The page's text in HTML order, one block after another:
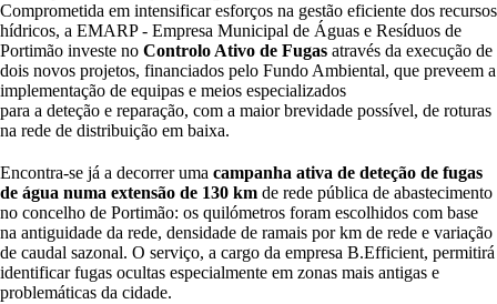
Comprometida em intensificar esforços na gestão eficiente dos recursos
hídricos, a EMARP - Empresa Municipal de Águas e Resíduos de
Portimão investe no Controlo Ativo de Fugas através da execução de
dois novos projetos, financiados pelo Fundo Ambiental, que preveem a
implementação de equipas e meios especializados
para a deteção e reparação, com a maior brevidade possível, de roturas
na rede de distribuição em baixa.
Encontra-se já a decorrer uma campanha ativa de deteção de fugas
de água numa extensão de 130 km de rede pública de abastecimento
no concelho de Portimão: os quilómetros foram escolhidos com base
na antiguidade da rede, densidade de ramais por km de rede e variação
de caudal sazonal. O serviço, a cargo da empresa B.Efficient, permitirá
identificar fugas ocultas especialmente em zonas mais antigas e
problemáticas da cidade.